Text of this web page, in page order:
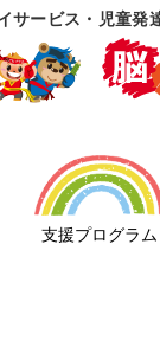
サービス・児童発
支援プログラム